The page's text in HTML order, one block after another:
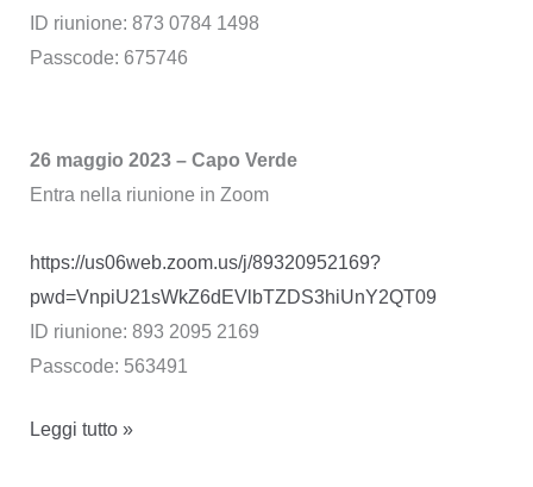
ID riunione: 873 0784 1498
Passcode: 675746
26 maggio 2023 – Capo Verde
Entra nella riunione in Zoom
https://us06web.zoom.us/j/89320952169?
pwd=VnpiU21sWkZ6dEVlbTZDS3hiUnY2QT09
ID riunione: 893 2095 2169
Passcode: 563491
ciclo
Leggi tutto »